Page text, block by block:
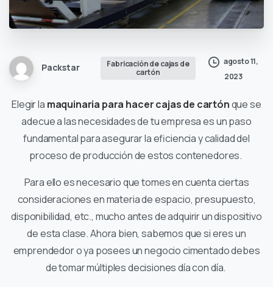
Packstar
Fabricación de cajas de
cartón
agosto 11,
2023
Elegir la maquinaria para hacer cajas de cartónque se
adecue a las necesidades de tu empresa es un paso
fundamental para asegurar la eficiencia y calidad del
proceso de producción de estos contenedores.
Para ello es necesario que tomes en cuenta ciertas
consideraciones en materia de espacio, presupuesto,
disponibilidad, etc., mucho antes de adquirir un dispositivo
de esta clase. Ahora bien, sabemos que si eres un
emprendedor o ya posees un negocio cimentado debes
de tomar múltiples decisiones día con día.